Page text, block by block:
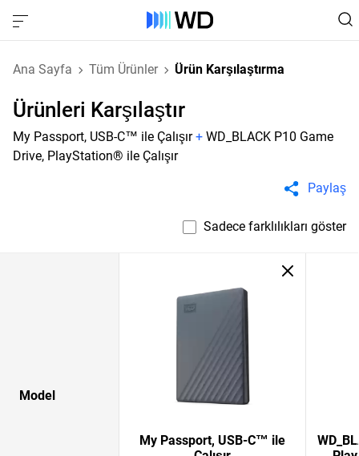
Ana Sayfa Tüm Ürünler Ürün Karşılaştırma
Ürünleri Karşılaştır
My Passport, USB-C™ ile Çalışır+ WD_BLACK P10 Game
Drive, PlayStation® ile Çalışır
Paylaş
Sadece farklılıkları göster
Model
My Passport, USB-C™ ile